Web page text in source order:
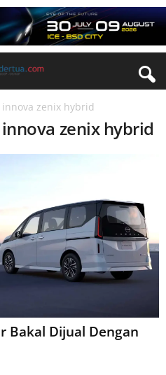
zenix hybrid
zenix hybrid
Bakal Dijual Dengan